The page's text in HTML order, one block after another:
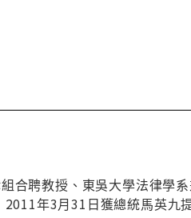
合聘教授、東吳大學法律學
年3月31日獲總統馬英九